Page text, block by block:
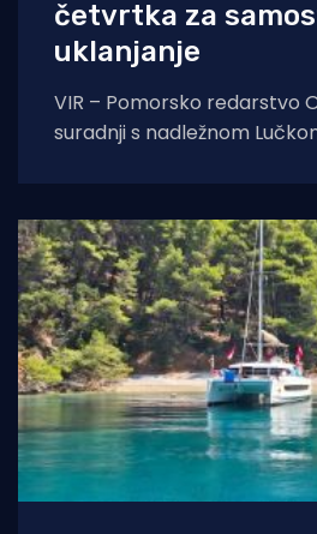
četvrtka za
uklanjanje
VIR – Pomorsko redarstvo
suradnji s nadležnom